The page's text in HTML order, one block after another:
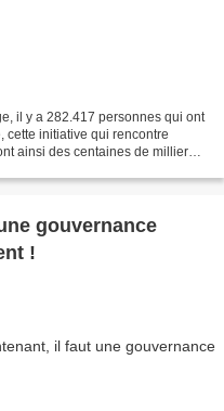
il y a 282.417 personnes qui ont
cette initiative qui rencontre
ainsi des centaines de milliers
gouvernance
!